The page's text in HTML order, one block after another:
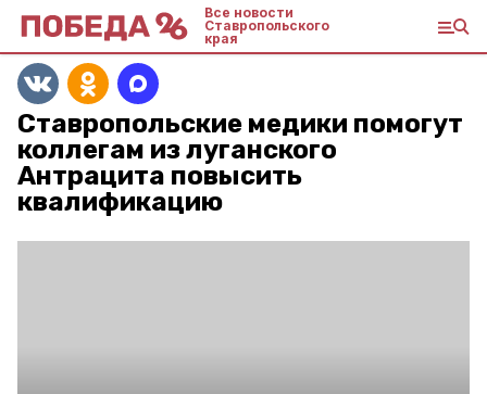
Все новости
Ставропольского
края
Ставропольские медики помогут
коллегам из луганского
Антрацита повысить
квалификацию